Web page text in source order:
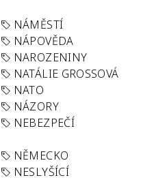
NÁMĚSTÍ
NÁPOVĚDA
NAROZENINY
NATÁLIE GROSSOVÁ
NATO
NÁZORY
NEBEZPEČÍ
NĚMECKO
NESLYŠÍCÍ